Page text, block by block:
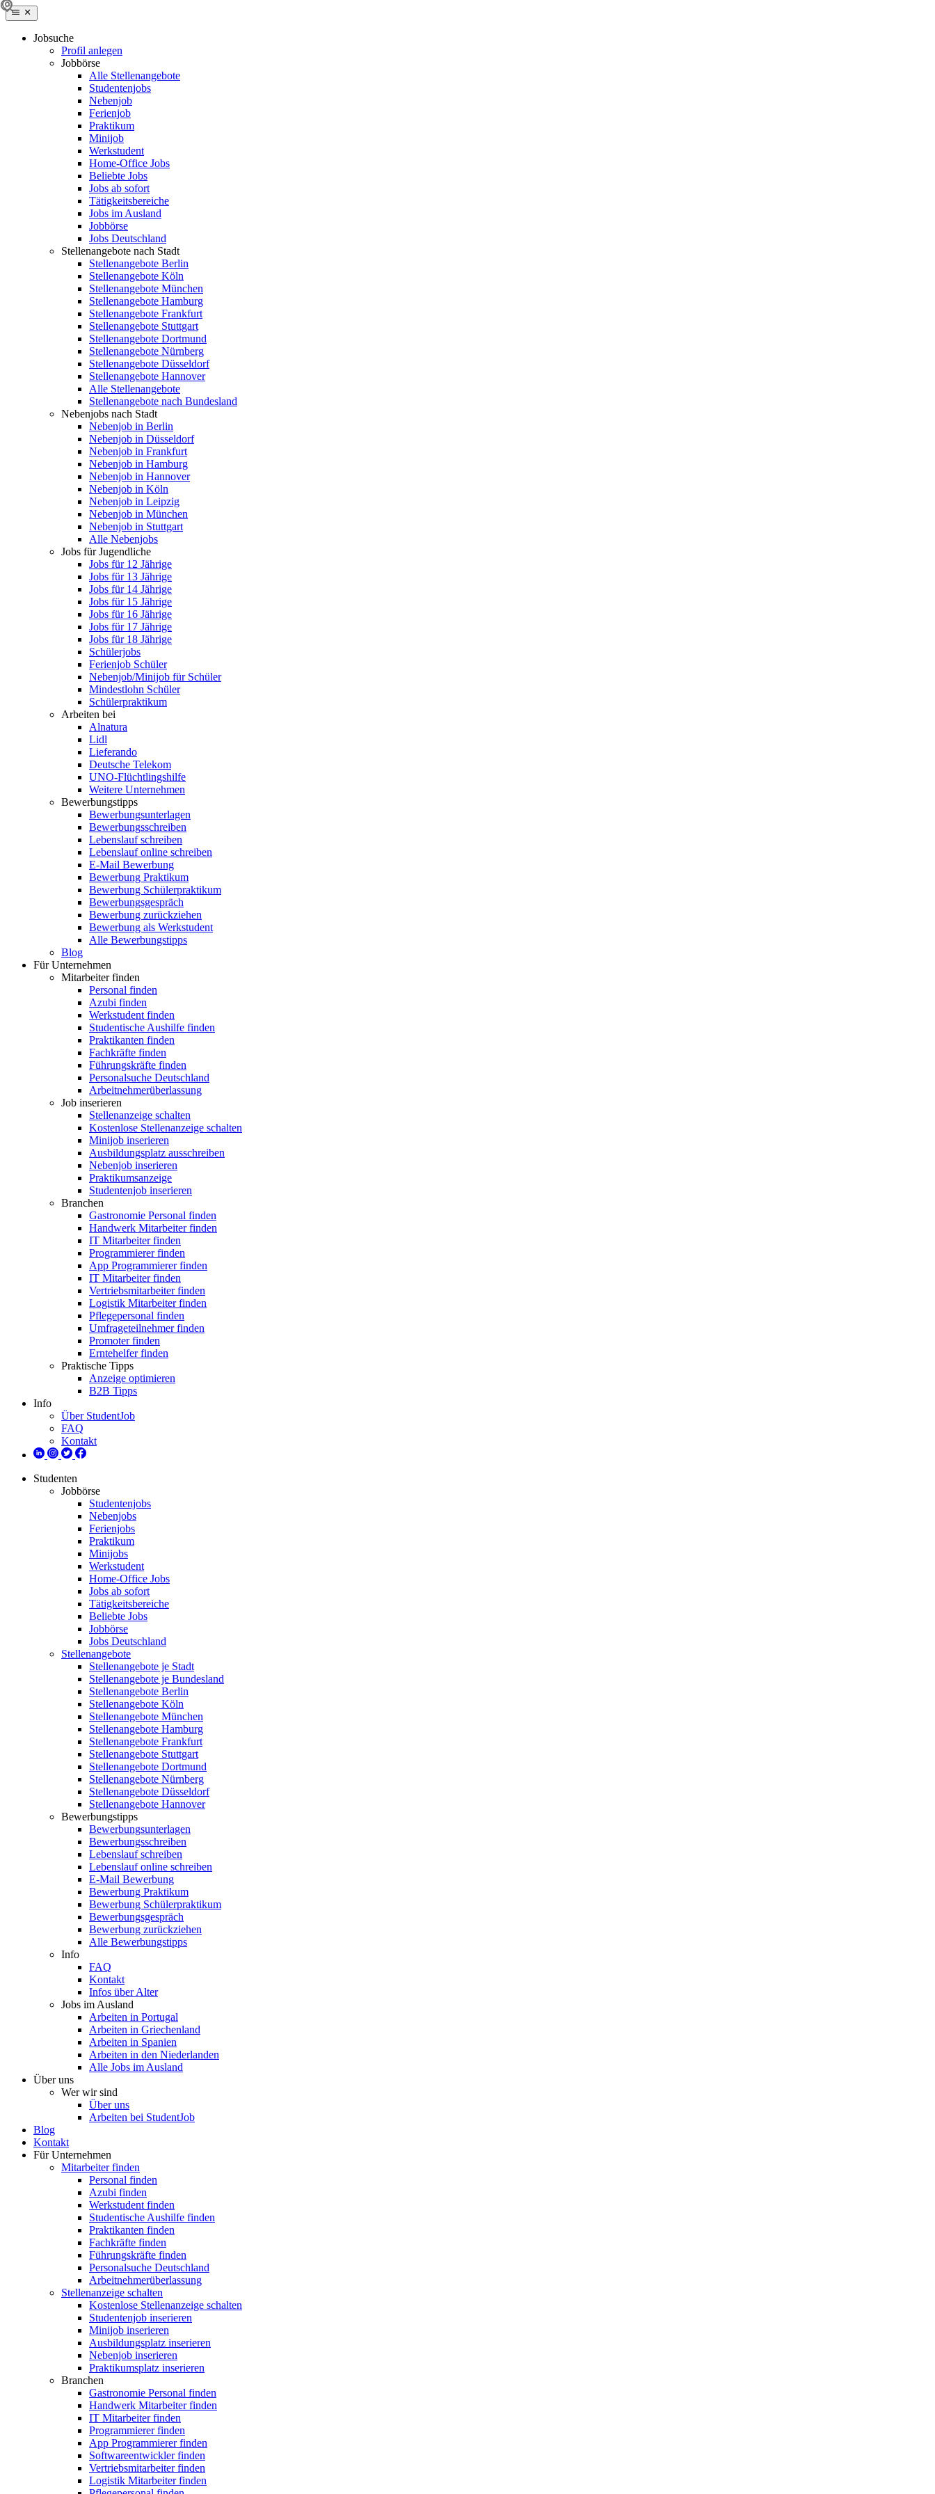
Jobsuche
Profil anlegen
Jobbörse
Alle Stellenangebote
Studentenjobs
Nebenjob
Ferienjob
Praktikum
Minijob
Werkstudent
Home-Office Jobs
Beliebte Jobs
Jobs ab sofort
Tätigkeitsbereiche
Jobs im Ausland
Jobbörse
Jobs Deutschland
Stellenangebote nach Stadt
Stellenangebote Berlin
Stellenangebote Köln
Stellenangebote München
Stellenangebote Hamburg
Stellenangebote Frankfurt
Stellenangebote Stuttgart
Stellenangebote Dortmund
Stellenangebote Nürnberg
Stellenangebote Düsseldorf
Stellenangebote Hannover
Alle Stellenangebote
Stellenangebote nach Bundesland
Nebenjobs nach Stadt
Nebenjob in Berlin
Nebenjob in Düsseldorf
Nebenjob in Frankfurt
Nebenjob in Hamburg
Nebenjob in Hannover
Nebenjob in Köln
Nebenjob in Leipzig
Nebenjob in München
Nebenjob in Stuttgart
Alle Nebenjobs
Jobs für Jugendliche
Jobs für 12 Jährige
Jobs für 13 Jährige
Jobs für 14 Jährige
Jobs für 15 Jährige
Jobs für 16 Jährige
Jobs für 17 Jährige
Jobs für 18 Jährige
Schülerjobs
Ferienjob Schüler
Nebenjob/Minijob für Schüler
Mindestlohn Schüler
Schülerpraktikum
Arbeiten bei
Alnatura
Lidl
Lieferando
Deutsche Telekom
UNO-Flüchtlingshilfe
Weitere Unternehmen
Bewerbungstipps
Bewerbungsunterlagen
Bewerbungsschreiben
Lebenslauf schreiben
Lebenslauf online schreiben
E-Mail Bewerbung
Bewerbung Praktikum
Bewerbung Schülerpraktikum
Bewerbungsgespräch
Bewerbung zurückziehen
Bewerbung als Werkstudent
Alle Bewerbungstipps
Blog
Für Unternehmen
Mitarbeiter finden
Personal finden
Azubi finden
Werkstudent finden
Studentische Aushilfe finden
Praktikanten finden
Fachkräfte finden
Führungskräfte finden
Personalsuche Deutschland
Arbeitnehmerüberlassung
Job inserieren
Stellenanzeige schalten
Kostenlose Stellenanzeige schalten
Minijob inserieren
Ausbildungsplatz ausschreiben
Nebenjob inserieren
Praktikumsanzeige
Studentenjob inserieren
Branchen
Gastronomie Personal finden
Handwerk Mitarbeiter finden
IT Mitarbeiter finden
Programmierer finden
App Programmierer finden
IT Mitarbeiter finden
Vertriebsmitarbeiter finden
Logistik Mitarbeiter finden
Pflegepersonal finden
Umfrageteilnehmer finden
Promoter finden
Erntehelfer finden
Praktische Tipps
Anzeige optimieren
B2B Tipps
Info
Über StudentJob
FAQ
Kontakt
Studenten
Jobbörse
Studentenjobs
Nebenjobs
Ferienjobs
Praktikum
Minijobs
Werkstudent
Home-Office Jobs
Jobs ab sofort
Tätigkeitsbereiche
Beliebte Jobs
Jobbörse
Jobs Deutschland
Stellenangebote
Stellenangebote je Stadt
Stellenangebote je Bundesland
Stellenangebote Berlin
Stellenangebote Köln
Stellenangebote München
Stellenangebote Hamburg
Stellenangebote Frankfurt
Stellenangebote Stuttgart
Stellenangebote Dortmund
Stellenangebote Nürnberg
Stellenangebote Düsseldorf
Stellenangebote Hannover
Bewerbungstipps
Bewerbungsunterlagen
Bewerbungsschreiben
Lebenslauf schreiben
Lebenslauf online schreiben
E-Mail Bewerbung
Bewerbung Praktikum
Bewerbung Schülerpraktikum
Bewerbungsgespräch
Bewerbung zurückziehen
Alle Bewerbungstipps
Info
FAQ
Kontakt
Infos über Alter
Jobs im Ausland
Arbeiten in Portugal
Arbeiten in Griechenland
Arbeiten in Spanien
Arbeiten in den Niederlanden
Alle Jobs im Ausland
Über uns
Wer wir sind
Über uns
Arbeiten bei StudentJob
Blog
Kontakt
Für Unternehmen
Mitarbeiter finden
Personal finden
Azubi finden
Werkstudent finden
Studentische Aushilfe finden
Praktikanten finden
Fachkräfte finden
Führungskräfte finden
Personalsuche Deutschland
Arbeitnehmerüberlassung
Stellenanzeige schalten
Kostenlose Stellenanzeige schalten
Studentenjob inserieren
Minijob inserieren
Ausbildungsplatz inserieren
Nebenjob inserieren
Praktikumsplatz inserieren
Branchen
Gastronomie Personal finden
Handwerk Mitarbeiter finden
IT Mitarbeiter finden
Programmierer finden
App Programmierer finden
Softwareentwickler finden
Vertriebsmitarbeiter finden
Logistik Mitarbeiter finden